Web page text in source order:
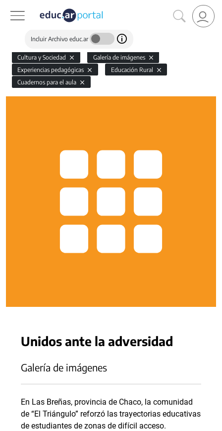
Incluir Archivo educ.ar
Cultura y Sociedad
Galería de imágenes
Experiencias pedagógicas
Educación Rural
Cuadernos para el aula
Unidos ante la adversidad
Galería de imágenes
En Las Breñas, provincia de Chaco, la comunidad
de “El Triángulo” reforzó las trayectorias educativas
de estudiantes de zonas de difícil acceso.